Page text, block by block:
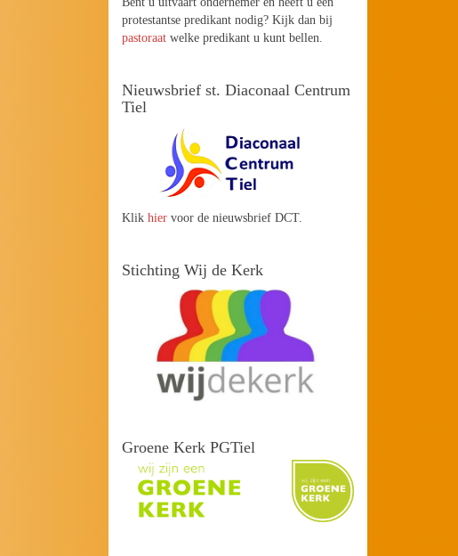
protestantse predikant nodig? Kijk dan bij
pastoraat welke predikant u kunt bellen.
Nieuwsbrief st. Diaconaal Centrum
Tiel
Klikhier voor de nieuwsbrief DCT.
Stichting Wij de Kerk
Groene Kerk PGTiel